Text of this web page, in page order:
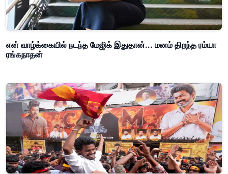
என் வாழ்க்கையில் நடந்த மேஜிக் இதுதான்... மனம் திறந்த ரம்யா
ரங்கநாதன்